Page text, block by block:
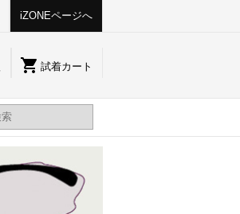
iZONEページへ
shopping_cart 試着カート